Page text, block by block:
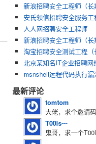
新浪招聘安全工程师（长
安氏领信招聘安全服务工
人人网招聘安全工程师
新浪招聘安全工程师（长
淘宝招聘安全测试工程（
北京某知名IT企业招聘网
msnshell远程代码执行漏
最新评论
tomtom
大佬，求个邀请
T00ls---
鬼哥，求一个T00l